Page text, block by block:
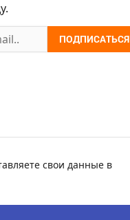
ПОДПИСАТЬСЯ
свои данные в